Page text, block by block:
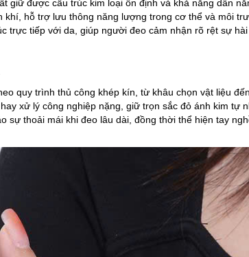
giữ được cấu trúc kim loại ổn định và khả năng dẫn
khí, hỗ trợ lưu thông năng lượng trong cơ thể và môi
trực tiếp với da, giúp người đeo cảm nhận rõ rệt sự
quy trình thủ công khép kín, từ khâu chọn vật liệu
xử lý công nghiệp nặng, giữ trọn sắc đỏ ánh kim tự
sự thoải mái khi đeo lâu dài, đồng thời thể hiện tay